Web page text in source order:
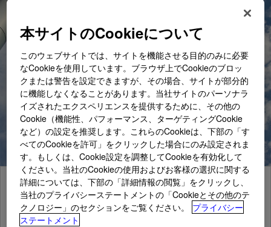
ダウはプライバシーを尊重します
本サイトのCookieについて
このウェブサイトでは、サイトを機能させる目的のみに必要
なCookieを使用しています。ブラウザ上でCookieのブロッ
クまたは警告を設定できますが、その場合、サイトが部分的
に機能しなくなることがあります。当社サイトのパーソナラ
イズされたエクスペリエンスを提供するために、その他の
Cookie（機能性、パフォーマンス、ターゲティングCookie
など）の設定を推奨します。これらのCookieは、下部の「す
べてのCookieを許可」をクリックした場合にのみ設定されま
す。もしくは、Cookie設定を調整してCookieを有効化して
ください。当社のCookieの使用およびお客様の選択に関する
詳細については、下部の「詳細情報の閲覧」をクリックし、
当社のプライバシーステートメントの「Cookieとその他のテ
クノロジー」のセクションをご覧ください。
プライバシー
ステートメント